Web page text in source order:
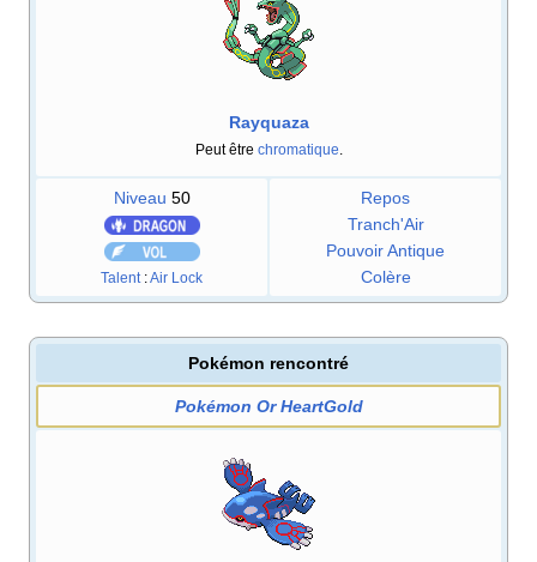
Rayquaza
Peut être chromatique
Niveau 50
Talent : Air Lock
Repos
Tranch'Air
Pouvoir Antique
Colère
Pokémon rencontré
Pokémon Or HeartGold